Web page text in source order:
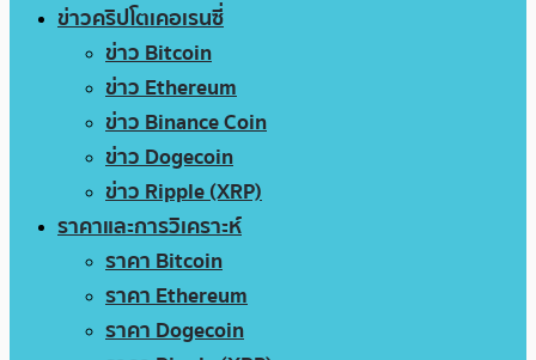
ข่าวคริปโตเคอเรนซี่
ข่าว Bitcoin
ข่าว Ethereum
ข่าว Binance Coin
ข่าว Dogecoin
ข่าว Ripple (XRP)
ราคาและการวิเคราะห์
ราคา Bitcoin
ราคา Ethereum
ราคา Dogecoin